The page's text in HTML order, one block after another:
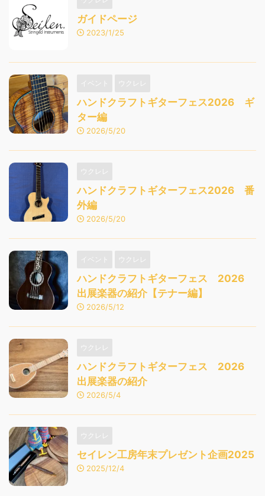
ガイドページ
2023/1/25
イベント ウクレレ
ハンドクラフトギターフェス2026 ギ
ター編
2026/5/20
ウクレレ
ハンドクラフトギターフェス2026 番
外編
2026/5/20
イベント ウクレレ
ハンドクラフトギターフェス 2026
出展楽器の紹介【テナー編】
2026/5/12
ウクレレ
ハンドクラフトギターフェス 2026
出展楽器の紹介
2026/5/4
ウクレレ
セイレン工房年末プレゼント企画2025
2025/12/4